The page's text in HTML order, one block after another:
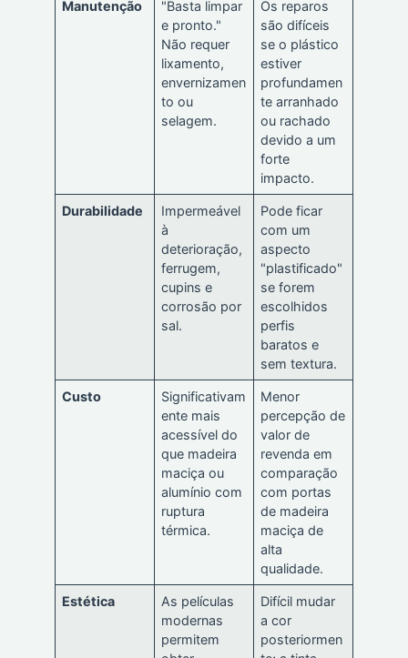
Manutenção
"Basta limpar
e pronto."
Não requer
lixamento,
envernizamen
to ou
selagem.
Os reparos
são difíceis
se o plástico
estiver
profundamen
te arranhado
ou rachado
devido a um
forte
impacto.
Durabilidade
Impermeável
à
deterioração,
ferrugem,
cupins e
corrosão por
sal.
Pode ficar
com um
aspecto
"plastificado"
se forem
escolhidos
perfis
baratos e
sem textura.
Custo
Significativam
ente mais
acessível do
que madeira
maciça ou
alumínio com
ruptura
térmica.
Menor
percepção de
valor de
revenda em
comparação
com portas
de madeira
maciça de
alta
qualidade.
Estética
As películas
modernas
permitem
Difícil mudar
a cor
posteriormen